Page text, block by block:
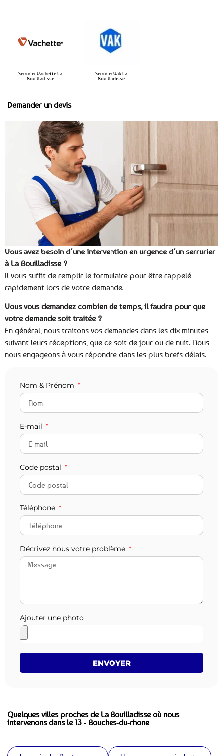
Serrurier Vachette La
Bouilladisse
Serrurier Vak La
Bouilladisse
Demander un devis
Vous avez besoin d’une intervention en urgence d’un serrurier
à La Bouilladisse ?
Il vous suffit de remplir le formulaire pour être rappelé
rapidement lors de votre demande.
Vous vous demandez combien de temps, il faudra pour que
votre demande soit traitée ?
En général, nous traitons vos demandes dans les dix minutes
suivant leurs réceptions, que ce soit de jour ou de nuit. Nous
nous engageons à vous répondre dans les plus brefs délais.
Nom & Prénom
E-mail
Code postal
Téléphone
Décrivez nous votre problème
Ajouter une photo
ENVOYER
Quelques villes proches de La Bouilladisse où nous
intervenons dans le 13 - Bouches-du-rhone